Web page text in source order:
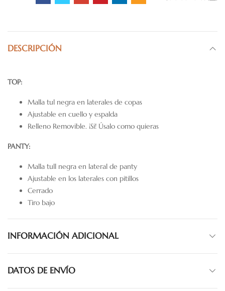
DESCRIPCIÓN
TOP:
Malla tul negra en laterales de copas
Ajustable en cuello y espalda
Relleno Removible. ¡Si! Úsalo como quieras
PANTY:
Malla tull negra en lateral de panty
Ajustable en los laterales con pitillos
Cerrado
Tiro bajo
INFORMACIÓN ADICIONAL
DATOS DE ENVÍO